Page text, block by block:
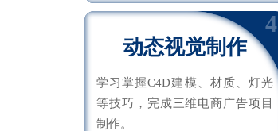
4
动态视觉制作
学习掌握C4D建模、材质、灯光
等技巧，完成三维电商广告项目
制作。